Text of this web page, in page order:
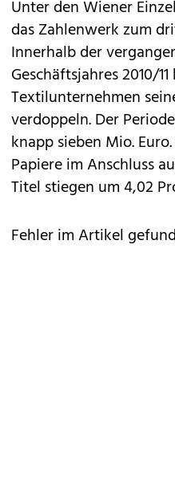
Unter den Wiener
das Zahlenwerk zum
Innerhalb der
Geschäftsjahres 2010/
Textilunternehmen
verdoppeln. Der
knapp sieben Mio.
Papiere im Anschluss
Titel stiegen um 4,02
Fehler im Artikel